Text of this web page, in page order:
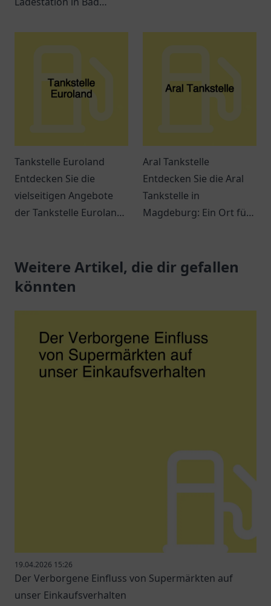
umweltfreundliche Fahrt
jeden Hunger.
Tankstelle Euroland
Entdecken Sie die
vielseitigen Angebote
der Tankstelle Euroland
Aral Tankstelle
Entdecken Sie die Aral
Tankstelle in
Magdeburg: Ein Ort für
Service an der
Jerichower Str. 24.
Weitere Artikel, die dir gefallen
könnten
19.04.2026 15:26
Der Verborgene Einfluss von Supermärkten auf
unser Einkaufsverhalten